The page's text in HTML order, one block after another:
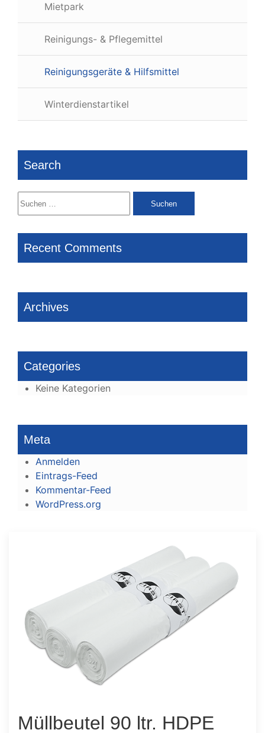
Mietpark
Reinigungs- & Pflegemittel
Reinigungsgeräte & Hilfsmittel
Winterdienstartikel
Search
Suchen
nach:
Recent Comments
Archives
Categories
Keine Kategorien
Meta
Anmelden
Eintrags-Feed
Kommentar-Feed
WordPress.org
Müllbeutel 90 ltr. HDPE